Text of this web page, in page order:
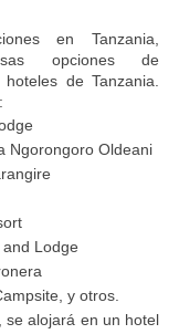
en Tanzania,
opciones de
de Tanzania.
Ngorongoro Oldeani
Lodge
y otros.
se alojará en un hotel